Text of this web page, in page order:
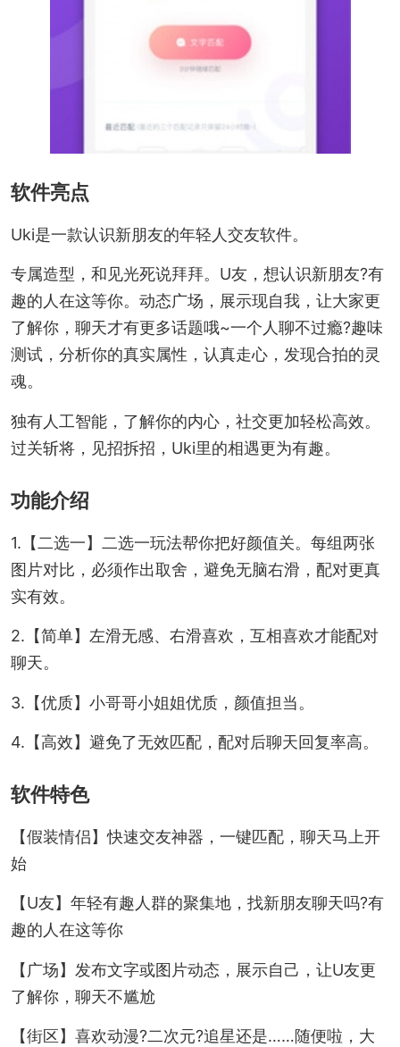
软件亮点
Uki是一款认识新朋友的年轻人交友软件。
专属造型，和见光死说拜拜。U友，想认识新朋友?有
趣的人在这等你。动态广场，展示现自我，让大家更
了解你，聊天才有更多话题哦~一个人聊不过瘾?趣味
测试，分析你的真实属性，认真走心，发现合拍的灵
魂。
独有人工智能，了解你的内心，社交更加轻松高效。
过关斩将，见招拆招，Uki里的相遇更为有趣。
功能介绍
1.【二选一】二选一玩法帮你把好颜值关。每组两张
图片对比，必须作出取舍，避免无脑右滑，配对更真
实有效。
2.【简单】左滑无感、右滑喜欢，互相喜欢才能配对
聊天。
3.【优质】小哥哥小姐姐优质，颜值担当。
4.【高效】避免了无效匹配，配对后聊天回复率高。
软件特色
【假装情侣】快速交友神器，一键匹配，聊天马上开
始
【U友】年轻有趣人群的聚集地，找新朋友聊天吗?有
趣的人在这等你
【广场】发布文字或图片动态，展示自己，让U友更
了解你，聊天不尴尬
【街区】喜欢动漫?二次元?追星还是……随便啦，大